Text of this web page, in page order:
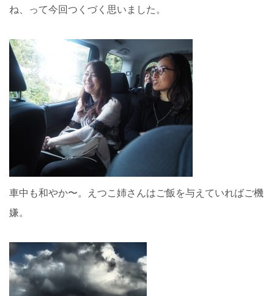
ね、って今回つくづく思いました。
車中も和やか〜。えつこ姉さんはご飯を与えていればご機
嫌。